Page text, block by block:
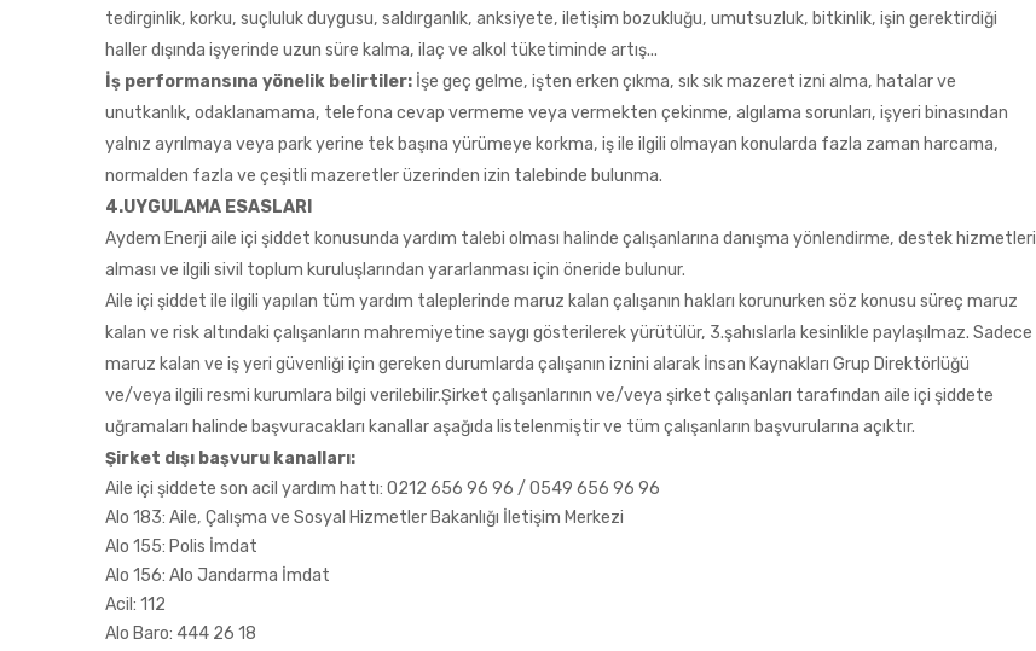
tedirginlik, korku, suçluluk duygusu, saldırganlık, anksiyete, iletişim bozukluğu, umutsuzluk, bitkinlik, işin gerektirdiği
haller dışında işyerinde uzun süre kalma, ilaç ve alkol tüketiminde artış...
İş performansına yönelik belirtiler: İşe geç gelme, işten erken çıkma, sık sık mazeret izni alma, hatalar ve
unutkanlık, odaklanamama, telefona cevap vermeme veya vermekten çekinme, algılama sorunları, işyeri binasından
yalnız ayrılmaya veya park yerine tek başına yürümeye korkma, iş ile ilgili olmayan konularda fazla zaman harcama,
normalden fazla ve çeşitli mazeretler üzerinden izin talebinde bulunma.
4.UYGULAMA ESASLARI
Aydem Enerji aile içi şiddet konusunda yardım talebi olması halinde çalışanlarına danışma yönlendirme, destek hizmetleri
alması ve ilgili sivil toplum kuruluşlarından yararlanması için öneride bulunur.
Aile içi şiddet ile ilgili yapılan tüm yardım taleplerinde maruz kalan çalışanın hakları korunurken söz konusu süreç maruz
kalan ve risk altındaki çalışanların mahremiyetine saygı gösterilerek yürütülür, 3.şahıslarla kesinlikle paylaşılmaz. Sadece
maruz kalan ve iş yeri güvenliği için gereken durumlarda çalışanın iznini alarak İnsan Kaynakları Grup Direktörlüğü
ve/veya ilgili resmi kurumlara bilgi verilebilir.Şirket çalışanlarının ve/veya şirket çalışanları tarafından aile içi şiddete
uğramaları halinde başvuracakları kanallar aşağıda listelenmiştir ve tüm çalışanların başvurularına açıktır.
Şirket dışı başvuru kanalları:
Aile içi şiddete son acil yardım hattı: 0212 656 96 96 / 0549 656 96 96
Alo 183: Aile, Çalışma ve Sosyal Hizmetler Bakanlığı İletişim Merkezi
Alo 155: Polis İmdat
Alo 156: Alo Jandarma İmdat
Acil: 112
Alo Baro: 444 26 18